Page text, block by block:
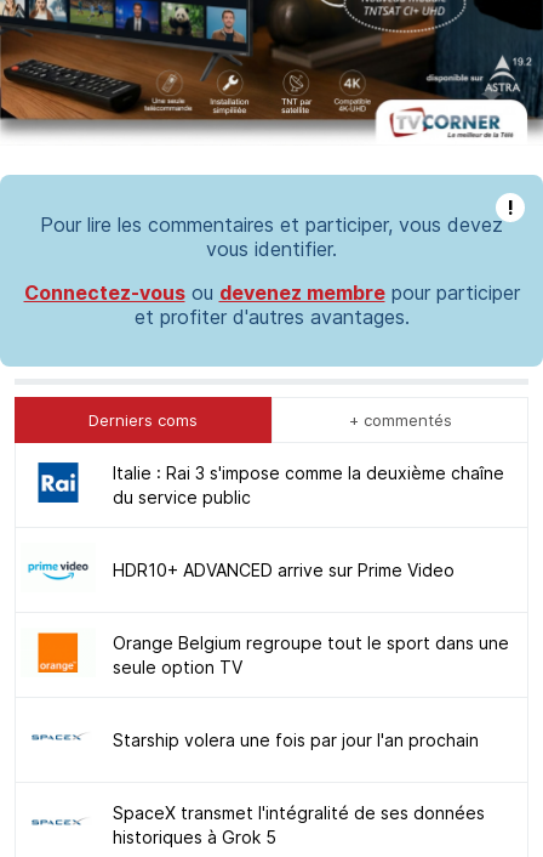
!
Pour lire les commentaires et participer, vous devez
vous identifier.
Connectez-vousou devenez membrepour participer
et profiter d'autres avantages.
Derniers coms + commentés
Italie : Rai 3 s'impose comme la deuxième chaîne
du service public
HDR10+ ADVANCED arrive sur Prime Video
Orange Belgium regroupe tout le sport dans une
seule option TV
Starship volera une fois par jour l'an prochain
SpaceX transmet l'intégralité de ses données
historiques à Grok 5